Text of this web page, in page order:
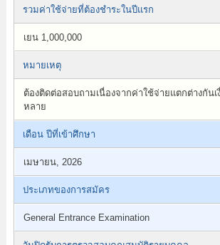
รวมค่าใช้จ่ายที่ต้องชำระในปีแรก
เยน 1,000,000
หมายเหตุ
ต้องติดต่อสอบถามเนื่องจากค่าใช้จ่ายแตกต่างกัน
หลาย
เดือน ปีที่เข้าศึกษา
เมษายน, 2026
ประเภทของการสมัคร
General Entrance Examination